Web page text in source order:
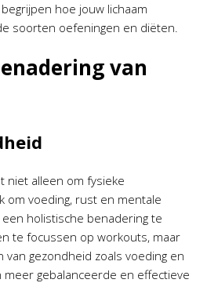
hoe jouw lichaam
soorten oefeningen en diëten.
van
niet alleen om fysieke
om voeding, rust en mentale
holistische benadering te
te focussen op workouts, maar
gezondheid zoals voeding en
meer gebalanceerde en effectieve